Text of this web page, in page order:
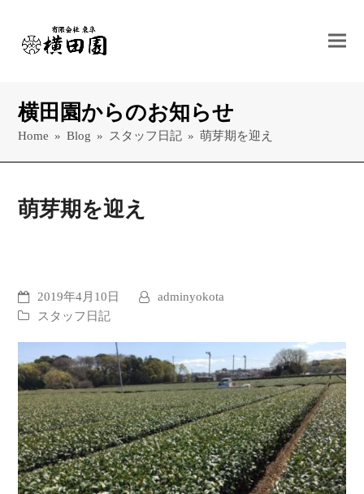
横田園からのお知らせ
Home » Blog » スタッフ日記 » 萌芽期を迎え
萌芽期を迎え
2019年4月10日
adminyokota
スタッフ日記